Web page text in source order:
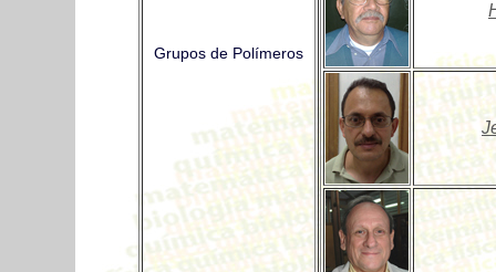
Grupos de Polímeros